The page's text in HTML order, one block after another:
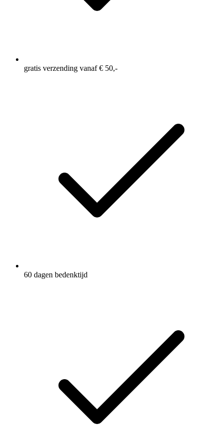
gratis verzending vanaf € 50,-
60 dagen bedenktijd